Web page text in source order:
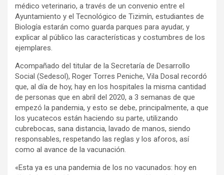
médico veterinario, a través de un convenio entre el
Ayuntamiento y el Tecnológico de Tizimín, estudiantes de
Biología estarán como guarda parques para ayudar, y
explicar al público las características y costumbres de los
ejemplares.
Acompañado del titular de la Secretaría de Desarrollo
Social (Sedesol), Roger Torres Peniche, Vila Dosal recordó
que, al día de hoy, hay en los hospitales la misma cantidad
de personas que en abril del 2020, a 3 semanas de que
empezó la pandemia, y esto se debe, principalmente, a que
los yucatecos están haciendo su parte, utilizando
cubrebocas, sana distancia, lavado de manos, siendo
responsables, respetando las reglas y los aforos, así
como al avance de la vacunación.
«Esta ya es una pandemia de los no vacunados: hoy en